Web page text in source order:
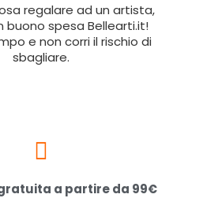
regalare ad un artista,
buono spesa Bellearti.it!
e non corri il rischio di
sbagliare.
a partire da 99€